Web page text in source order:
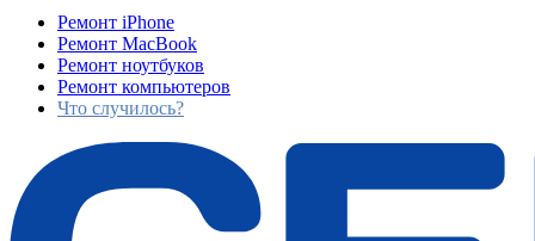
Ремонт iPhone
Ремонт MacBook
Ремонт ноутбуков
Ремонт компьютеров
Что случилось?